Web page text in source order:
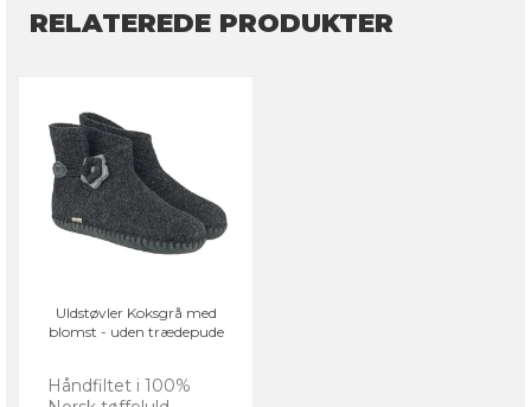
RELATEREDE PRODUKTER
Uldstøvler Koksgrå med
blomst - uden trædepude
Håndfiltet i 100%